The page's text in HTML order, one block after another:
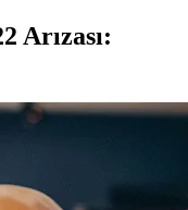
Arızası: